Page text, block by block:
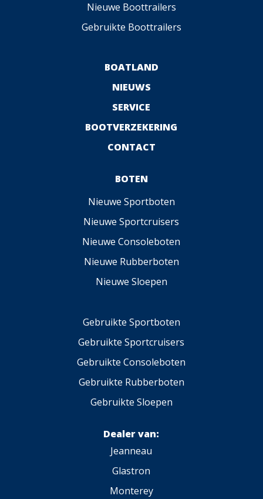
Nieuwe Boottrailers
Gebruikte Boottrailers
BOATLAND
NIEUWS
SERVICE
BOOTVERZEKERING
CONTACT
BOTEN
Nieuwe Sportboten
Nieuwe Sportcruisers
Nieuwe Consoleboten
Nieuwe Rubberboten
Nieuwe Sloepen
Gebruikte Sportboten
Gebruikte Sportcruisers
Gebruikte Consoleboten
Gebruikte Rubberboten
Gebruikte Sloepen
Dealer van:
Jeanneau
Glastron
Monterey